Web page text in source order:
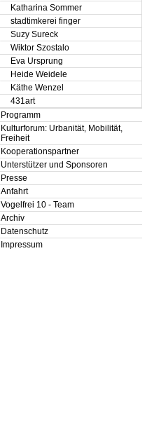
Katharina Sommer
stadtimkerei finger
Suzy Sureck
Wiktor Szostalo
Eva Ursprung
Heide Weidele
Käthe Wenzel
431art
Programm
Kulturforum: Urbanität, Mobilität,
Freiheit
Kooperationspartner
Unterstützer und Sponsoren
Presse
Anfahrt
Vogelfrei 10 - Team
Archiv
Datenschutz
Impressum